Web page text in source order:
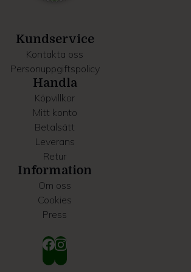
du har tillhandahållit eller som de har
Kundservice
Kontakta oss
Personuppgiftspolicy
Handla
Köpvillkor
Mitt konto
Betalsätt
Leverans
Retur
Information
Om oss
Cookies
Press